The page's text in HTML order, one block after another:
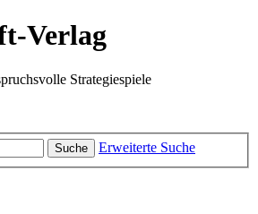
Verlag
Strategiespiele
Suche Erweiterte Suche